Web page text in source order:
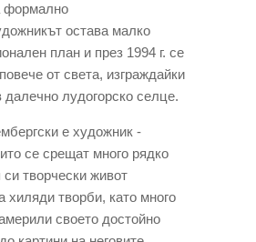
формално
остава малко
план и през 1994 г. се
от света, изграждайки
далечно лудогорско селце.
е художник -
се срещат много рядко
творчески живот
хиляди творби, като много
своето достойно